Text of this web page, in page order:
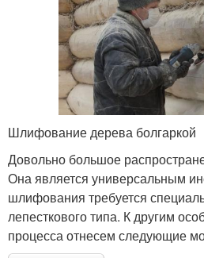
Шлифование дерева болгаркой
Довольно большое
Она является универсальным
шлифования требуется
лепесткового типа. К другим
процесса отнесем следующие